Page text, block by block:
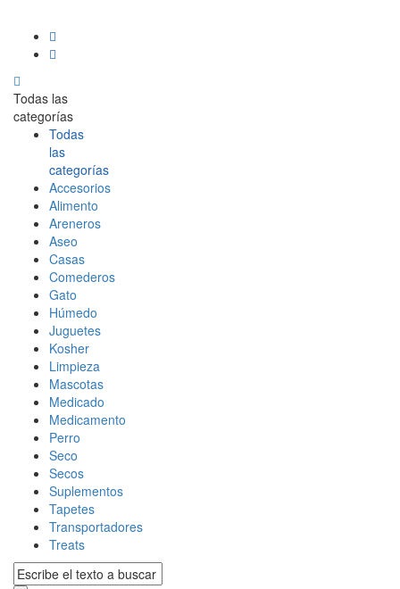
Todas las
categorías
Todas
las
categorías
Accesorios
Alimento
Areneros
Aseo
Casas
Comederos
Gato
Húmedo
Juguetes
Kosher
Limpieza
Mascotas
Medicado
Medicamento
Perro
Seco
Secos
Suplementos
Tapetes
Transportadores
Treats